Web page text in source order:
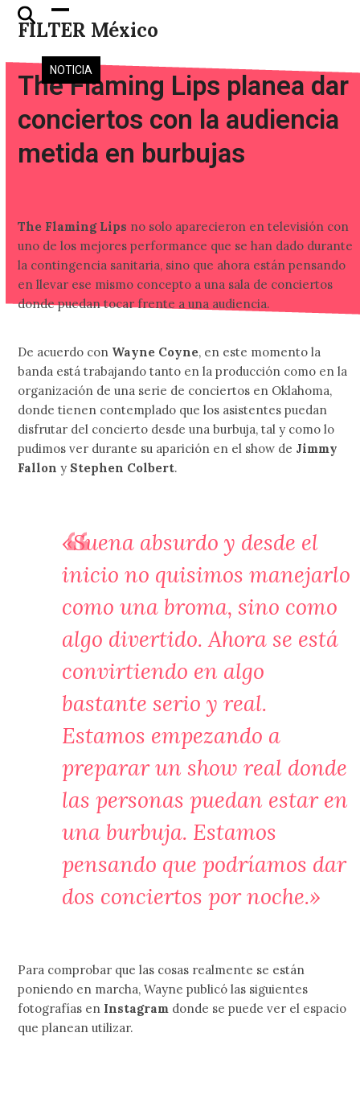
Skip
FILTER México
Open
mobile
menu
Close
mobile
menu
NOTICIA
The Flaming Lips planea dar
conciertos con la audiencia
metida en burbujas
The Flaming Lips no solo aparecieron en televisión con
uno de los mejores performance que se han dado durante
la contingencia sanitaria, sino que ahora están pensando
en llevar ese mismo concepto a una sala de conciertos
donde puedan tocar frente a una audiencia.
De acuerdo con Wayne Coyne, en este momento la
banda está trabajando tanto en la producción como en la
organización de una serie de conciertos en Oklahoma,
donde tienen contemplado que los asistentes puedan
disfrutar del concierto desde una burbuja, tal y como lo
pudimos ver durante su aparición en el show de Jimmy
Fallon y Stephen Colbert.
«Suena absurdo y desde el
inicio no quisimos manejarlo
como una broma, sino como
algo divertido. Ahora se está
convirtiendo en algo
bastante serio y real.
Estamos empezando a
preparar un show real donde
las personas puedan estar en
una burbuja. Estamos
pensando que podríamos dar
dos conciertos por noche.»
Para comprobar que las cosas realmente se están
poniendo en marcha, Wayne publicó las siguientes
fotografías en Instagram donde se puede ver el espacio
que planean utilizar.